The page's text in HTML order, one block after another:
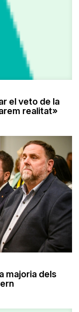
el veto de la
realitat»
majoria dels